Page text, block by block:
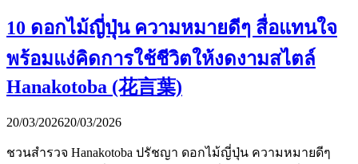
10 ดอกไม้ญี่ปุ่น ความหมายดีๆ สื่อแทนใจ
พร้อมแง่คิดการใช้ชีวิตให้งดงามสไตล์
Hanakotoba (花言葉)
20/03/202620/03/2026
ชวนสำรวจ Hanakotoba ปรัชญา ดอกไม้ญี่ปุ่น ความหมายดีๆ